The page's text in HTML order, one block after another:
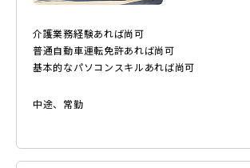
介護業務経験あれば尚可
普通自動車運転免許あれば尚可
基本的なパソコンスキルあれば尚可
中途、 常勤